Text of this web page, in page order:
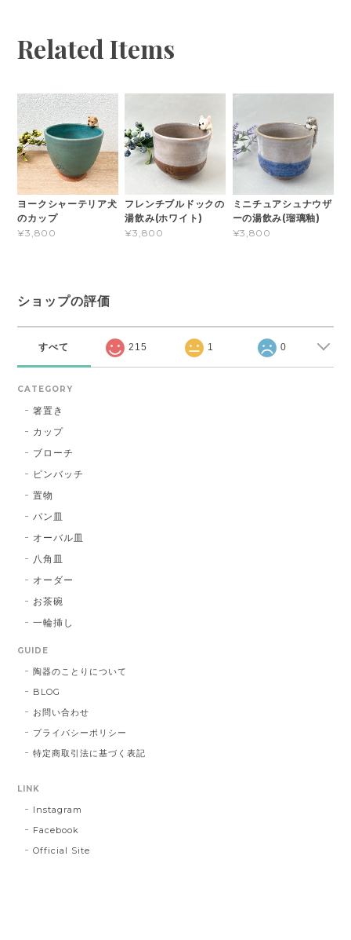
Related Items
ヨークシャーテリア犬
のカップ
¥3,800
フレンチブルドックの
湯飲み(ホワイト)
¥3,800
ミニチュアシュナウザ
ーの湯飲み(瑠璃釉)
¥3,800
ショップの評価
すべて 215 1 0
CATEGORY
箸置き
カップ
ブローチ
ピンバッチ
置物
パン皿
オーバル皿
八角皿
オーダー
お茶碗
一輪挿し
GUIDE
陶器のことりについて
BLOG
お問い合わせ
プライバシーポリシー
特定商取引法に基づく表記
LINK
Instagram
Facebook
Official Site